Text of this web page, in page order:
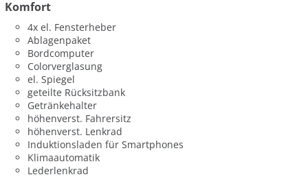
Komfort
4x el. Fensterheber
Ablagenpaket
Bordcomputer
Colorverglasung
el. Spiegel
geteilte Rücksitzbank
Getränkehalter
höhenverst. Fahrersitz
höhenverst. Lenkrad
Induktionsladen für Smartphones
Klimaautomatik
Lederlenkrad